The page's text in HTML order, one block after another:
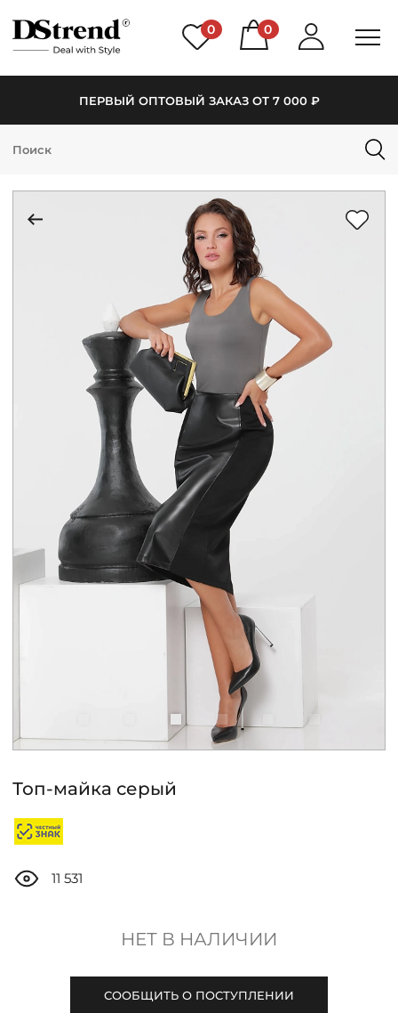
0 0
ПЕРВЫЙ ОПТОВЫЙ ЗАКАЗ ОТ 7 000 ₽
КАТАЛОГ
НОВИНКИ
РАСПРОДАЖА
АКЦИИ
КОНТАКТЫ
ЖУРНАЛ
О НАС
СКИДКИ
ЧАСТО ЗАДАВАЕМЫЕ ВОПРОСЫ
ОПТОВЫМ ПОКУПАТЕЛЯМ
РОЗНИЧНЫМ ПОКУПАТЕЛЯМ
Топ-майка серый
11 531
НЕТ В НАЛИЧИИ
СООБЩИТЬ О ПОСТУПЛЕНИИ